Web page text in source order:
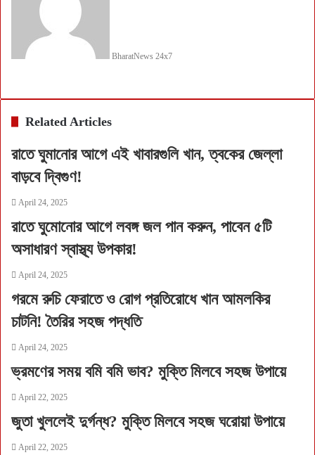
BharatNews 24x7
Related Articles
রাতে ঘুমানোর আগে এই খাবারগুলি খান, ত্বকের জেল্লা
বাড়বে দ্বিগুণ!
April 24, 2025
রাতে ঘুমোনোর আগে লবঙ্গ জল পান করুন, পাবেন ৫টি
অসাধারণ স্বাস্থ্য উপকার!
April 24, 2025
গরমে রুচি ফেরাতে ও রোগ প্রতিরোধে খান আমলকির
চাটনি! তৈরির সহজ পদ্ধতি
April 24, 2025
ভ্রমণের সময় বমি বমি ভাব? মুক্তি মিলবে সহজ উপায়ে
April 22, 2025
জুতা খুললেই দুর্গন্ধ? মুক্তি মিলবে সহজ ঘরোয়া উপায়ে
April 22, 2025